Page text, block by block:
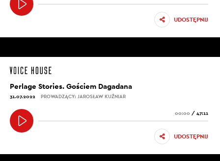
UDOSTĘPNIJ
Perlage Stories. Gościem Dagadana
31.07.2022 PROWADZĄCY: JAROSŁAW KUŹNIAR
00:00 / 47:11
UDOSTĘPNIJ